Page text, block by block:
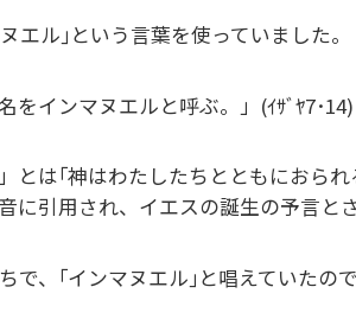
ル｣という言葉を使っていました。
をインマヌエルと呼ぶ。」(ｲｻﾞﾔ7･14)
は｢神はわたしたちとともにおら
引用され、イエスの誕生の予言と
、｢インマヌエル｣と唱えていたの